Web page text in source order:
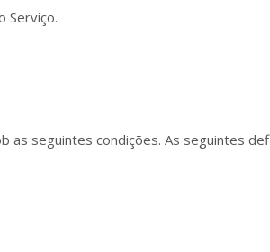
Serviço.
as seguintes condições. As seguintes